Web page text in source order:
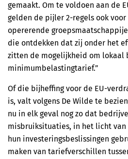
gemaakt. Om te voldoen aan de
gelden de pijler 2-regels ook
opererende
die ontdekken dat zij onder het
zitten de mogelijkheid om lokaal
minimumbelastingtarief.”
Of die bijheffing voor de EU-
is, valt volgens De Wilde te
nu in elk geval nog zo dat
misbruiksituaties, in het licht van
hun investeringsbeslissingen
maken van tariefverschillen